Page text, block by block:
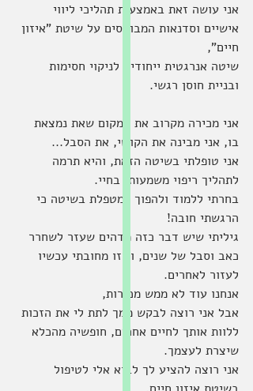
אני עושה זאת באמצעות תהליכי ליווי
אישיים וסדנאות המבוססים על שיטת "איזון
חיים",
שיטה אנרגטית ייחודית לניקוי חסימות
ובניית חוסן רגשי.
אני מכירה מקרוב את המקום שאת נמצאת
בו, אני מבינה את הקושי, את הסבל...
אני טופלתי בשיטה הזאת, והיא תרמה
לתהליך ריפוי משמעותי בחיי.
בחרתי ללמוד ולהפוך למטפלת בשיטה כי
הרגשתי חובה!
גיליתי שיש דבר כזה מדהים שעזר לשחרר
כאב וסבל של שנים, ושזו מחובתי עכשיו
לעזור לאחרים.
אנחנו עוד לא ממש מכירות,
אבל אני רוצה לבקש ממך לתת לי את הזכות
ללוות אותך לחיים אחרים, חופשיה מהכלא
שיצרת לעצמך.
אני רוצה להציע לך לבוא אלי לטיפול